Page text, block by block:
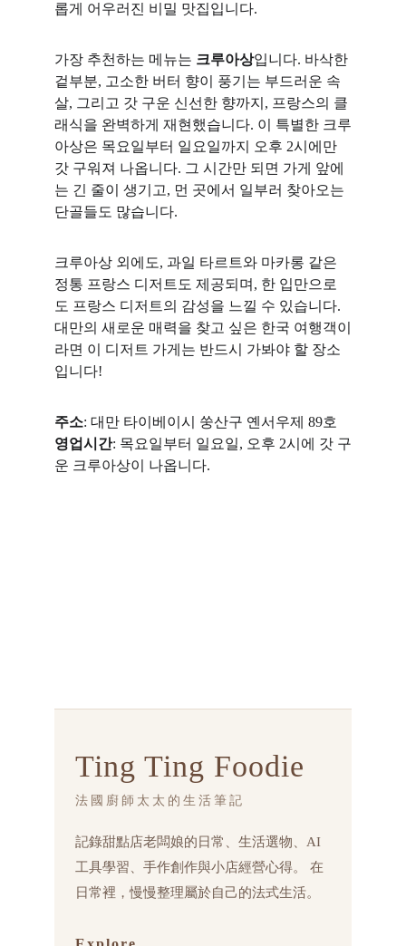
롭게 어우러진 비밀 맛집입니다.
가장 추천하는 메뉴는 크루아상입니다. 바삭한
겉부분, 고소한 버터 향이 풍기는 부드러운 속
살, 그리고 갓 구운 신선한 향까지, 프랑스의 클
래식을 완벽하게 재현했습니다. 이 특별한 크루
아상은 목요일부터 일요일까지 오후 2시에만
갓 구워져 나옵니다. 그 시간만 되면 가게 앞에
는 긴 줄이 생기고, 먼 곳에서 일부러 찾아오는
단골들도 많습니다.
크루아상 외에도, 과일 타르트와 마카롱 같은
정통 프랑스 디저트도 제공되며, 한 입만으로
도 프랑스 디저트의 감성을 느낄 수 있습니다.
대만의 새로운 매력을 찾고 싶은 한국 여행객이
라면 이 디저트 가게는 반드시 가봐야 할 장소
입니다!
주소: 대만 타이베이시 쑹산구 옌서우제 89호
영업시간: 목요일부터 일요일, 오후 2시에 갓 구
운 크루아상이 나옵니다.